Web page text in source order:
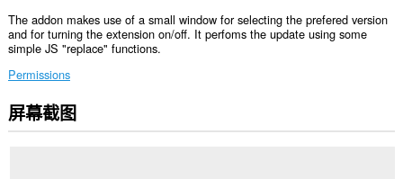
The addon makes use of a small window for selecting the prefered version
and for turning the extension on/off. It perfoms the update using some
simple JS "replace" functions.
Permissions
此
扩
屏幕截图